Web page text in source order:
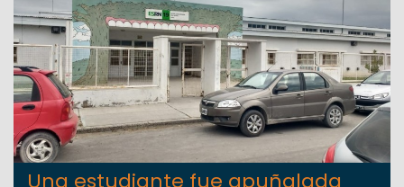
Una estudiante fue apuñalada